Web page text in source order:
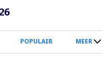
POPULAIR MEER